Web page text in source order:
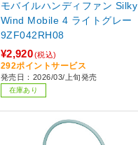
モバイルハンディファン Silky
Wind Mobile 4 ライトグレー
9ZF042RH08
¥2,920(税込)
292ポイントサービス
発売日：2026/03/上旬発売
在庫あり